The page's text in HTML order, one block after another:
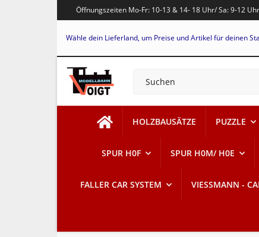
Öffnungszeiten Mo-Fr: 10-13 & 14- 18 Uhr/ Sa: 9-12
Wähle dein Lieferland, um Preise und Artikel für deinen
HOLZBAUSÄTZE PUZZLE
SPUR H0F SPUR H0M/ H0E
FALLER CAR SYSTEM VIESSMANN -